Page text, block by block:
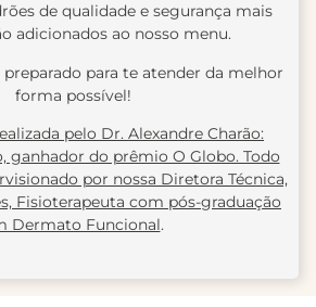
de qualidade e segurança mais
adicionados ao nosso menu.
para te atender da melhor
forma possível!
pelo Dr. Alexandre Charão:
ganhador do prêmio O Globo. Todo
por nossa Diretora Técnica,
Fisioterapeuta com pós-graduação
Dermato Funcional.